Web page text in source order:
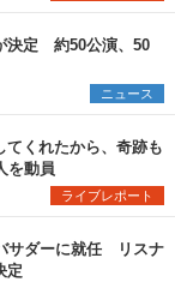
決定 約50公演、50
ニュース
てくれたから、奇跡も
人を動員
ライブレポート
サダーに就任 リスナ
定